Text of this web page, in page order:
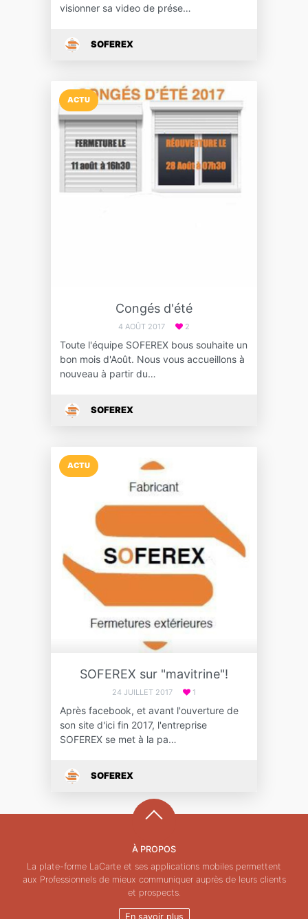
visionner sa video de prése…
SOFEREX
ACTU
Congés d'été
4 AOÛT 2017 2
Toute l'équipe SOFEREX bous souhaite un
bon mois d'Août. Nous vous accueillons à
nouveau à partir du…
SOFEREX
ACTU
SOFEREX sur "mavitrine"!
24 JUILLET 2017 1
Après facebook, et avant l'ouverture de
son site d'ici fin 2017, l'entreprise
SOFEREX se met à la pa…
SOFEREX
À PROPOS
La plate-forme LaCarte et ses applications mobiles permettent
aux Professionnels de mieux communiquer auprès de leurs clients
et prospects.
En savoir plus